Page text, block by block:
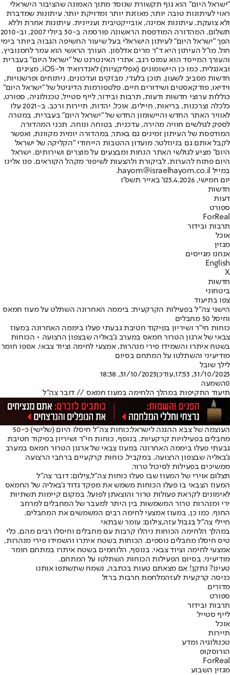
"ישראל היום" הוא גוף תקשורת שנוסד מתוך האמונה שהציבור הישראלי
ראוי לעיתונות טובה יותר, מאוזנת יותר ומדויקת יותר. עיתונות שמדברת
ולא צועקת. עיתונות אמינה, אובייקטיבית ועניינית. עיתונות אחרת וללא
תשלום. המהדורה המודפסת הראשונה פורסמה ב-30 ביולי 2007, וב-2010
הפך "ישראל היום" לעיתון הישראלי בעל שיעור החשיפה הגבוה ביותר בימי
חול. מו"ל העיתון היא ד"ר מרים אדלסון. העורך הראשי הוא עמר לחמנוביץ,
והעורך המייסד הוא עמוס רגב. אתרי האינטרנט של "ישראל היום" בעברית
ובאנגלית, כמו כן היישומונים (אפליקציות) לאנדרואיד ול-iOS, מציגים
חדשות מסביב לשעון, תוכן בלעדי, מבזקים ועדכונים, ניתוחים ופרשנויות,
וידיאו, פודקאסטים ושידורים חיים. פלטפורמות הדיגיטל של "ישראל היום"
כוללות ערוצי חדשות ודעות, תרבות ובידור, לייף סטייל, טכנולוגיה, ספורט,
כלכלה וצרכנות, בריאות, חיילים, אוכל, יהדות, תיירות ורכב. ב-2021 עלו
לאוויר האתר החדש והיישומון החדש של "ישראל היום" בעברית, במטרה
לספק לגולשים חוויה מהירה, עדכנית, בטוחה ונוחה. תכני המהדורה
המודפסת של העיתון זמינים גם באתר, במהדורה יומית מקוונת, ואפשר
לקבל אותם גם בניוזלטר. מועדון ההטבות הייחודי "הקליקה של ישראל
היום" מציע לגולשי האתר הנחות ומבצעים על מוצרים ושירותים. ישראל
היום פתוח להערות, לביקורת ולהצעות לשיפור מקהל הקוראים. פנו אלינו
במייל hayom@israelhayom.co.il.
יום חמישי, 23.4.2026
ו' באייר תשפ"ו
חדשות
דעות
ספורט
ForReal
תרבות ובידור
אוכל
מגזין
אנחנו מגייסים
English
X
חדשות
ביטחוני
צפו בתיעוד
הישגי צה"ל בפעילות הקרקעית: ביממה האחרונה השתלט על מעוז חמאס
וחיסל 50 מחבלים
כוחות חי"ר ושיריון בפיקוד חטיבת גבעתי פעלו ביממה האחרונה במעוז
צבאי של ארגון הטרור חמאס במערב ג׳באליה שבצפון הרצועה • הכוחות
בשטח איתרו והשמידו פירי מנהרות, אמצעי לחימה וציוד צבאי, אספו חומר
מודיעיני והשתלטו על המתחם בסיום
לילך שובל
31/10/2023, 17:53
,עודכן31/10/2023, 18:38
0השמעה
תיעוד התקיפות במהלך הלחימה במעוז חמאס // דובר צה״ל
העוצמה של צבא ההגנה לישראל:
כוחות צה"ל חיסלו היום (שלישי) כ-50
מחבלים בפעילויות קרקעיות. בנוסף, כוחות חי"ר ושיריון בפיקוד חטיבת
גבעתי פעלו ביממה האחרונה במעוז צבאי של ארגון הטרור חמאס במערב
ג׳באליה שבצפון הרצועה. במקביל, כוחות קרקעיים ברחבי הרצועה
ממשיכים בפעילות לסיכול טרור.
תצלום אוירי של המעוז שבו פעלו כוחות צה"ל,צילום: דובר צה"ל
המעוז הצבאי בו פעלו הכוחות משמש את מפקד גדוד ג’באליה של החמאס
לאימונים לקראת פעולות טרור והוצאתן לפועל. במקום קיימות תשתיות
ירי ומנהרות טרור המשמשות בין היתר למעבר של המחבלים למרחב
החוף. כמו כן, במעוז אמצעי לחימה רבים המשמשים את המחבלים.
חיילי צה"ל בגבול עזה,צילום: עומר שבתאי
במהלך הלחימה הכוחות ניהלו קרבות עם מחבלים וחיסלו רבים מהם, כלי
טיס חיסלו מחבלים נוספים. הכוחות בשטח איתרו והשמידו פירי מנהרות,
אמצעי לחימה וציוד צבאי. בנוסף, הלוחמים בשטח איתרו במתחם חומר
מודיעיני. בסיום הפעילות הכוחות השתלטו על המתחם.
טעינו? נתקן! אם מצאתם טעות בכתבה, נשמח שתשתפו אותנו
כניסה קרקעית לעזהמלחמת חרבות ברזל
מדורים
ספורט
תרבות ובידור
לייף סטייל
אוכל
תיירות
טכנולוגיה ומדע
הורוסקופ
ForReal
מגזין השבוע